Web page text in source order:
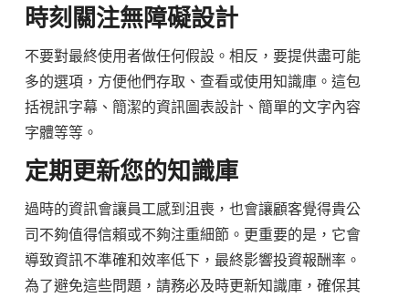
時刻關注無障礙設計
不要對最終使用者做任何假設。相反，要提供盡可能
多的選項，方便他們存取、查看或使用知識庫。這包
括視訊字幕、簡潔的資訊圖表設計、簡單的文字內容
字體等等。
定期更新您的知識庫
過時的資訊會讓員工感到沮喪，也會讓顧客覺得貴公
司不夠值得信賴或不夠注重細節。更重要的是，它會
導致資訊不準確和效率低下，最終影響投資報酬率。
為了避免這些問題，請務必及時更新知識庫，確保其